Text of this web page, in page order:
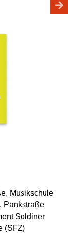
Musikschule
Pankstraße
Soldiner
(SFZ)